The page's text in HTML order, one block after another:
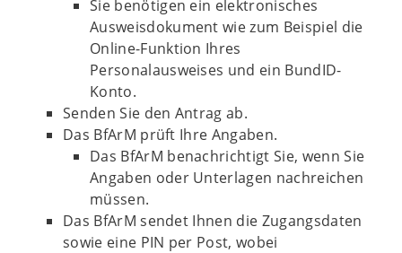
Sie benötigen ein elektronisches
Ausweisdokument wie zum Beispiel die
Online-Funktion Ihres
Personalausweises und ein BundID-
Konto.
Senden Sie den Antrag ab.
Das BfArM prüft Ihre Angaben.
Das BfArM benachrichtigt Sie, wenn Sie
Angaben oder Unterlagen nachreichen
müssen.
Das BfArM sendet Ihnen die Zugangsdaten
sowie eine PIN per Post, wobei